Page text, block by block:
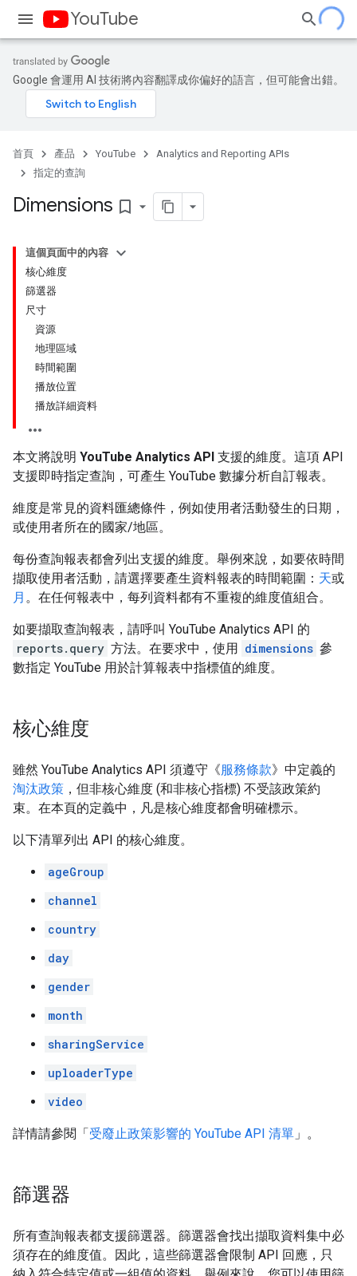
YouTube
Google 會運用 AI 技術將內容翻譯成你偏好的語言，但可能會出錯。
首頁 產品 YouTube
Analytics and Reporting APIs
指定的查詢
Dimensions bookmark_border
這個頁面中的內容
核心維度
篩選器
尺寸
資源
地理區域
時間範圍
播放位置
播放詳細資料
本文將說明 YouTube Analytics API 支援的維度。這項 API
支援即時指定查詢，可產生 YouTube 數據分析自訂報表。
維度是常見的資料匯總條件，例如使用者活動發生的日期，
或使用者所在的國家/地區。
每份查詢報表都會列出支援的維度。舉例來說，如要依時間
擷取使用者活動，請選擇要產生資料報表的時間範圍： 天或
月 。在任何報表中，每列資料都有不重複的維度值組合。
如要擷取查詢報表，請呼叫 YouTube Analytics API 的
reports.query 方法。在要求中，使用 dimensions 參
數指定 YouTube 用於計算報表中指標值的維度。
核心維度
雖然 YouTube Analytics API 須遵守《服務條款》中定義的
淘汰政策 ，但非核心維度 (和非核心指標) 不受該政策約
束。在本頁的定義中，凡是核心維度都會明確標示。
以下清單列出 API 的核心維度。
ageGroup
channel
country
day
gender
month
sharingService
uploaderType
video
詳情請參閱「受廢止政策影響的 YouTube API 清單 」。
篩選器
所有查詢報表都支援篩選器。篩選器會找出擷取資料集中必
須存在的維度值。因此，這些篩選器會限制 API 回應，只